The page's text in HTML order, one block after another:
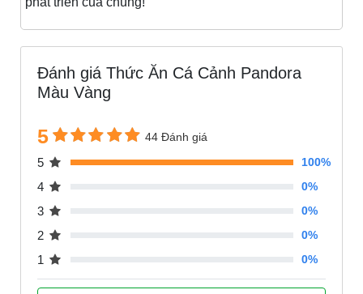
Đánh giá Thức Ăn Cá Cảnh Pandora
Màu Vàng
5 44 Đánh giá
5 100%
4 0%
3 0%
2 0%
1 0%